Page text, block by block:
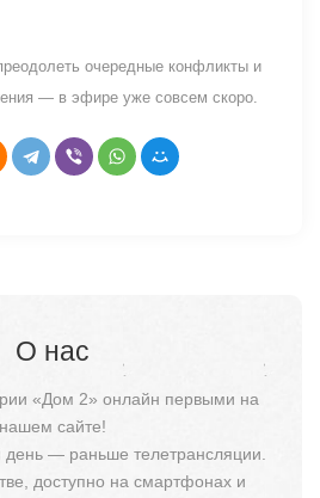
очередные конфликты и
— в эфире уже совсем скоро.
О нас
«Дом 2» онлайн первыми на
нашем сайте!
— раньше телетрансляции.
доступно на смартфонах и